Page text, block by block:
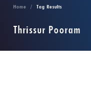
Home Tag Results
Thrissur Pooram